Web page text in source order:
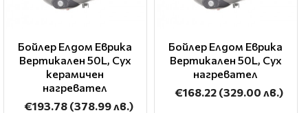
Бойлер Елдом Еврика
Вертикален 50L, Сух
керамичен
нагревател
€193.78 (378.99 лв.)
Бойлер Елдом Еврика
Вертикален 50L, Сух
нагревател
€168.22 (329.00 лв.)